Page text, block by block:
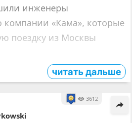
инженеры
компании «Кама», которые
поездку из Москвы
читать дальше
3612